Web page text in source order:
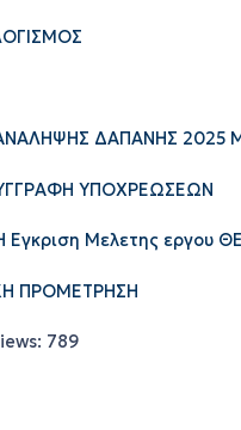
ΔΑΠΑΝΗΣ 2025
ΥΠΟΧΡΕΩΣΕΩΝ
Μελετης εργου
ΠΡΟΜΕΤΡΗΣΗ
789